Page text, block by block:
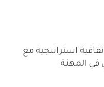
استراتيجية مع